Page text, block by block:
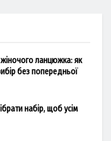
ланцюжка: як
без попередньої
набір, щоб усім